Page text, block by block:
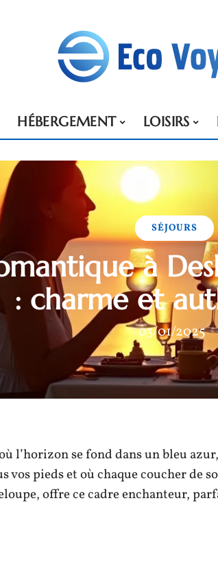
HÉBERGEMENT LOISIRS
SÉJOURS
à
: charme et
03/01/2025
l’horizon se fond dans un bleu
vos pieds et où chaque coucher de
offre ce cadre enchanteur,